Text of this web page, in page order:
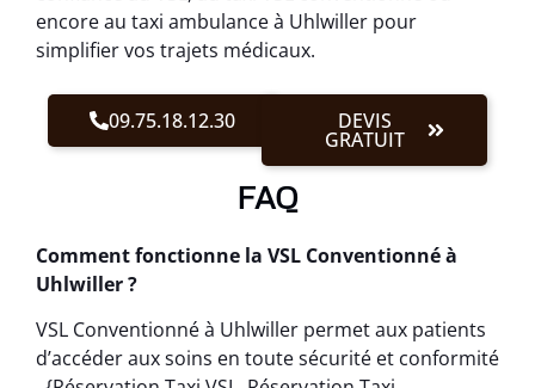
encore au taxi ambulance à Uhlwiller pour
simplifier vos trajets médicaux.
09.75.18.12.30 DEVIS
GRATUIT
FAQ
Comment fonctionne la VSL Conventionné à
Uhlwiller ?
VSL Conventionné à Uhlwiller permet aux patients
d’accéder aux soins en toute sécurité et conformité